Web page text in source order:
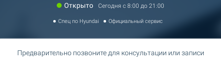
Открыто Сегодня c 8:00 до 21:00
Спец по Hyundai Официальный сервис
Предварительно позвоните для консультации или записи